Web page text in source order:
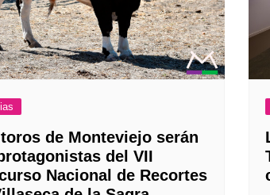
de Monteviejo serán
del VII
Nacional de Recortes